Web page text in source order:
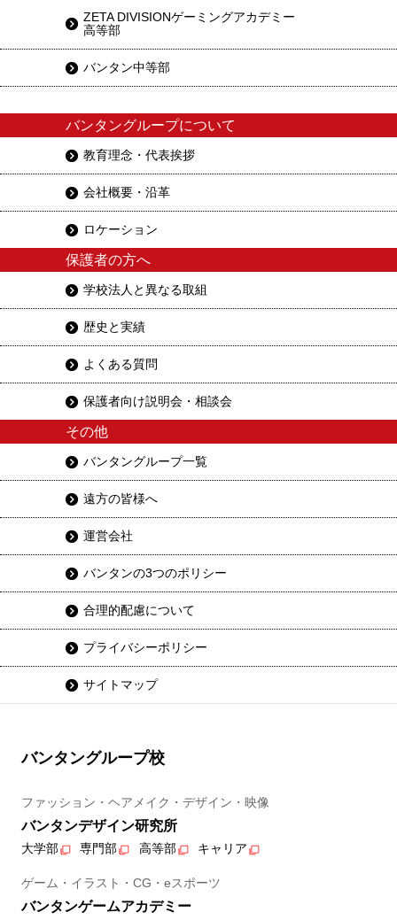
ZETA DIVISIONゲーミングアカデミー
高等部
バンタン中等部
バンタングループについて
教育理念・代表挨拶
会社概要・沿革
ロケーション
保護者の方へ
学校法人と異なる取組
歴史と実績
よくある質問
保護者向け説明会・相談会
その他
バンタングループ一覧
遠方の皆様へ
運営会社
バンタンの3つのポリシー
合理的配慮について
プライバシーポリシー
サイトマップ
バンタングループ校
ファッション・ヘアメイク・デザイン・映像
バンタンデザイン研究所
大学部 専門部 高等部 キャリア
ゲーム・イラスト・CG・eスポーツ
バンタンゲームアカデミー